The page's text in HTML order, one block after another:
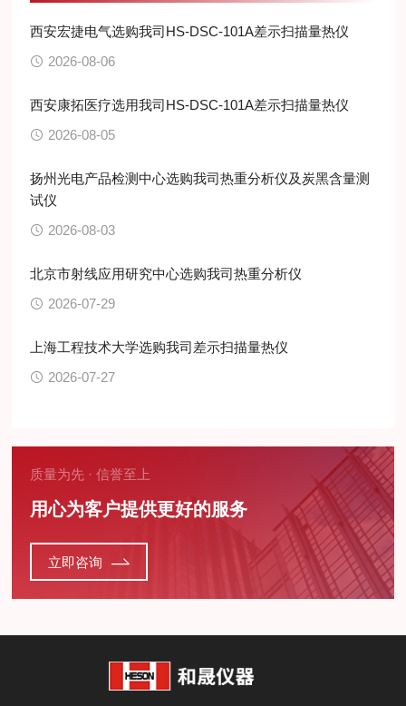
西安宏捷电气选购我司HS-DSC-101A差示扫描量热仪
2026-08-06
西安康拓医疗选用我司HS-DSC-101A差示扫描量热仪
2026-08-05
扬州光电产品检测中心选购我司热重分析仪及炭黑含量测
试仪
2026-08-03
北京市射线应用研究中心选购我司热重分析仪
2026-07-29
上海工程技术大学选购我司差示扫描量热仪
2026-07-27
质量为先 · 信誉至上
用心为客户提供更好的服务
立即咨询